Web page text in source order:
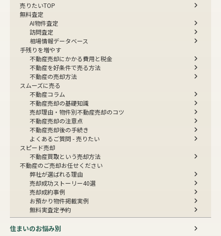
売りたいTOP
無料査定
AI物件査定
訪問査定
相場情報データベース
手残りを増やす
不動産売却にかかる費用と税金
不動産を好条件で売る方法
不動産の売却方法
スムーズに売る
不動産コラム
不動産売却の基礎知識
売却理由・物件別不動産売却のコツ
不動産売却の注意点
不動産売却後の手続き
よくあるご質問 - 売りたい
スピード売却
不動産買取という売却方法
不動産のご売却お任せください
弊社が選ばれる理由
売却成功ストーリー40選
売却成約事例
お預かり物件掲載実例
無料実査定予約
住まいのお悩み別